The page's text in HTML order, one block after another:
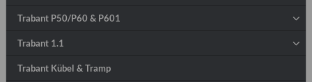
Trabant P50/P60 & P601
Trabant 1.1
Trabant Kübel & Tramp